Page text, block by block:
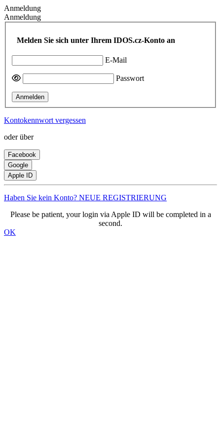
Anmeldung
Anmeldung
Melden Sie sich unter Ihrem IDOS.cz-Konto an
E-Mail
Passwort
Anmelden
Kontokennwort vergessen
oder über
Facebook
Google
Apple ID
Haben Sie kein Konto? NEUE REGISTRIERUNG
Please be patient, your login via Apple ID will be completed in a
second.
OK